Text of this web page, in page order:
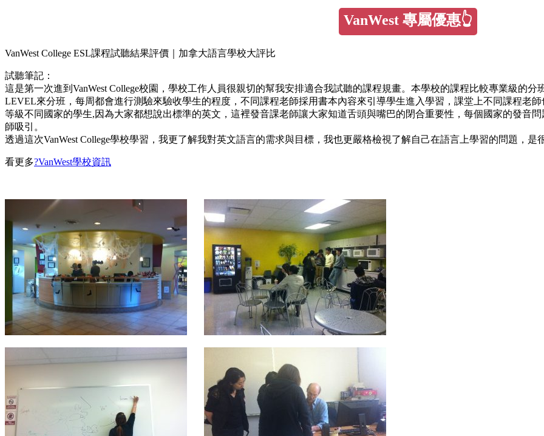
VanWest 專屬優惠👆
VanWest College ESL課程試聽結果評價｜加拿大語言學校大評比
試聽筆記：
這是第一次進到VanWest College校園，學校工作人員很親切的幫我安排適合我試聽的課程規畫。本學校的課程比較專業級的分
LEVEL來分班，每周都會進行測驗來驗收學生的程度，不同課程老師採用書本內容來引導學生進入學習，課堂上不同課程老
等級不同國家的學生,因為大家都想說出標準的英文，這裡發音課老師讓大家知道舌頭與嘴巴的閉合重要性，每個國家的發音
師吸引。
透過這次VanWest College學校學習，我更了解我對英文語言的需求與目標，我也更嚴格檢視了解自己在語言上學習的問題，是
看更多?VanWest學校資訊